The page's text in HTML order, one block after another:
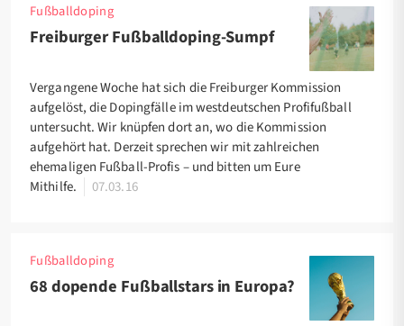
Fußballdoping
Freiburger Fußballdoping-Sumpf
Vergangene Woche hat sich die Freiburger Kommission
aufgelöst, die Dopingfälle im westdeutschen Profifußball
untersucht. Wir knüpfen dort an, wo die Kommission
aufgehört hat. Derzeit sprechen wir mit zahlreichen
ehemaligen Fußball-Profis – und bitten um Eure
Mithilfe.
07.03.16
Fußballdoping
68 dopende Fußballstars in Europa?